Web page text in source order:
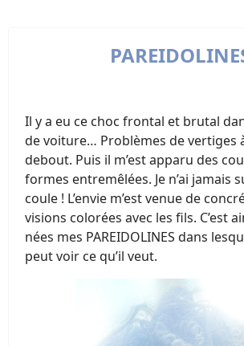
Il y a eu ce choc frontal et brutal
de voiture… Problèmes de vertiges
debout. Puis il m’est apparu des
formes entremêlées. Je n’ai jamais
coule ! L’envie m’est venue de
visions colorées avec les fils. C’est
nées mes PAREIDOLINES dans
peut voir ce qu’il veut.